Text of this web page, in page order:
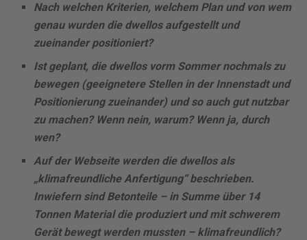
Nach welchen Kriterien, welchem Plan und von wem
genau wurden die dwellos aufgestellt und
zueinander positioniert?
Ist geplant, die dwellos vorm Sommer nochmals zu
bewegen (geeignetere Stellen in der Innenstadt und
Positionierung zueinander) und so auch gut nutzbar
zu machen? Wenn nein, warum? Wenn ja, durch
wen?
Auf der Webseite werden die dwellos als
„klimafreundliche Anfertigung“ beschrieben.
Inwiefern sind Betonteile – in Summe über 14
Tonnen Material die produziert und mit schwerem
Gerät bewegt werden mussten – klimafreundlich?